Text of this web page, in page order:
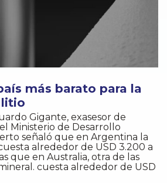
más barato para la
litio
Gigante, exasesor de
Ministerio de Desarrollo
señaló que en Argentina la
alrededor de USD 3.200 a
que en Australia, otra de las
cuesta alrededor de USD